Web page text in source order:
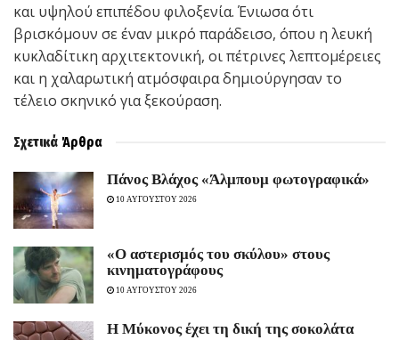
και υψηλού επιπέδου φιλοξενία. Ένιωσα ότι
βρισκόμουν σε έναν μικρό παράδεισο, όπου η λευκή
κυκλαδίτικη αρχιτεκτονική, οι πέτρινες λεπτομέρειες
και η χαλαρωτική ατμόσφαιρα δημιούργησαν το
τέλειο σκηνικό για ξεκούραση.
Σχετικά Άρθρα
Πάνος Βλάχος «Άλμπουμ φωτογραφικά»
10 ΑΥΓΟΥΣΤΟΥ 2026
«Ο αστερισμός του σκύλου» στους
κινηματογράφους
10 ΑΥΓΟΥΣΤΟΥ 2026
Η Μύκονος έχει τη δική της σοκολάτα